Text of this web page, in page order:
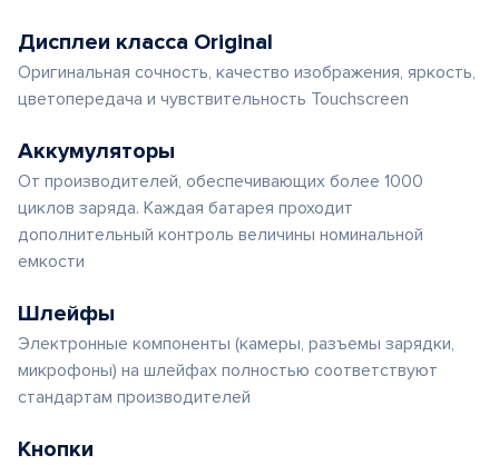
Дисплеи класса Original
Оригинальная сочность, качество изображения, яркость,
цветопередача и чувствительность Touchscreen
Аккумуляторы
От производителей, обеспечивающих более 1000
циклов заряда. Каждая батарея проходит
дополнительный контроль величины номинальной
емкости
Шлейфы
Электронные компоненты (камеры, разъемы зарядки,
микрофоны) на шлейфах полностью соответствуют
стандартам производителей
Кнопки